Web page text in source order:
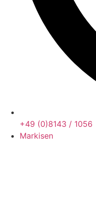
+49 (0)8143 / 1056
Markisen